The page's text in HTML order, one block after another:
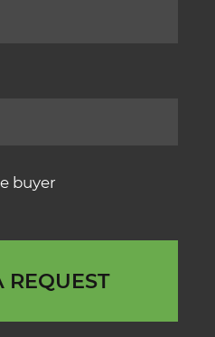
buyer
REQUEST